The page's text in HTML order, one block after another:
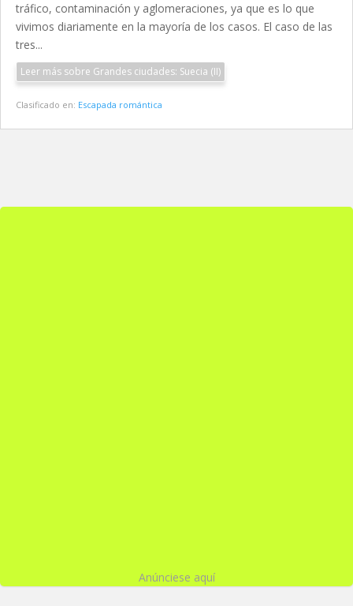
tráfico, contaminación y aglomeraciones, ya que es lo que
vivimos diariamente en la mayoría de los casos. El caso de las
tres...
Leer más sobre Grandes ciudades: Suecia (II)
Clasificado en: Escapada romántica
Anúnciese aquí